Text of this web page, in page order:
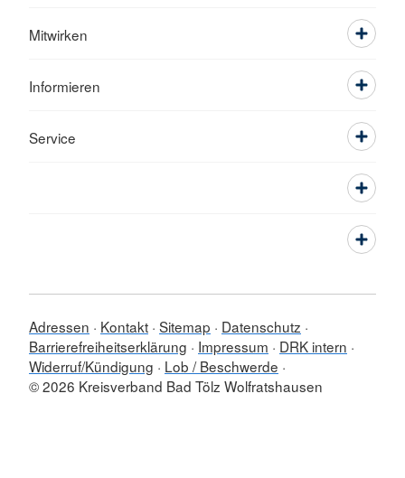
Mitwirken
Informieren
Service
Adressen Kontakt Sitemap
Datenschutz
Barrierefreiheitserklärung
Impressum
DRK intern
Widerruf/Kündigung
Lob / Beschwerde
© 2026 Kreisverband Bad Tölz Wolfratshausen